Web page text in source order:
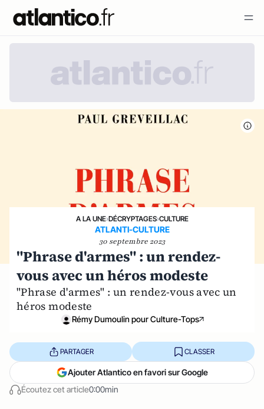
A LA UNE›DÉCRYPTAGES›CULTURE
ATLANTI-CULTURE
30 septembre 2023
"Phrase d'armes" : un rendez-
vous avec un héros modeste
"Phrase d'armes" : un rendez-vous avec un
héros modeste
Rémy Dumoulin pour Culture-Tops
Écoutez cet article0:00min
PARTAGER CLASSER
Ajouter Atlantico en favori sur Google